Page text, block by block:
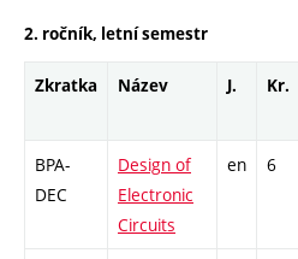
2. ročník, letní semestr
Zkratka Název J. Kr.
BPA-
DEC
Design of
Electronic
Circuits
en 6